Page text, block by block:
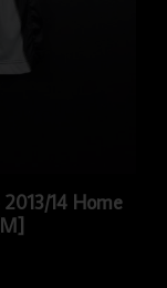
14 Home